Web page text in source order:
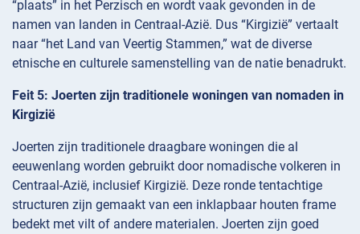
“plaats” in het Perzisch en wordt vaak gevonden in de
namen van landen in Centraal-Azië. Dus “Kirgizië” vertaalt
naar “het Land van Veertig Stammen,” wat de diverse
etnische en culturele samenstelling van de natie benadrukt.
Feit 5: Joerten zijn traditionele woningen van nomaden in
Kirgizië
Joerten zijn traditionele draagbare woningen die al
eeuwenlang worden gebruikt door nomadische volkeren in
Centraal-Azië, inclusief Kirgizië. Deze ronde tentachtige
structuren zijn gemaakt van een inklapbaar houten frame
bedekt met vilt of andere materialen. Joerten zijn goed